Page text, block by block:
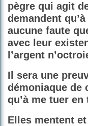
pègre qui agit
demandent
aucune faute
avec leur
l’argent
Il sera une
démoniaque de
qu’à me tuer
Elles mentent